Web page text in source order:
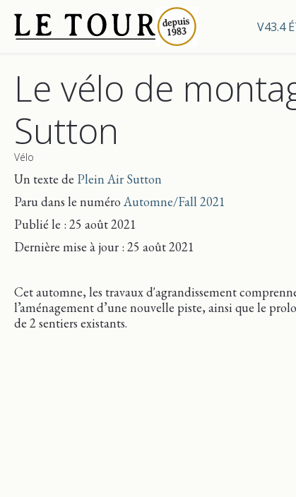
V43.4
Le vélo de
Sutton
Vélo
Un texte de Plein Air Sutton
Paru dans le numéro Automne/Fall 2021
Publié le : 25 août 2021
Dernière mise à jour : 25 août 2021
Cet automne, les travaux d'agrandissement
l’aménagement d’une nouvelle piste, ainsi que le
de 2 sentiers existants.